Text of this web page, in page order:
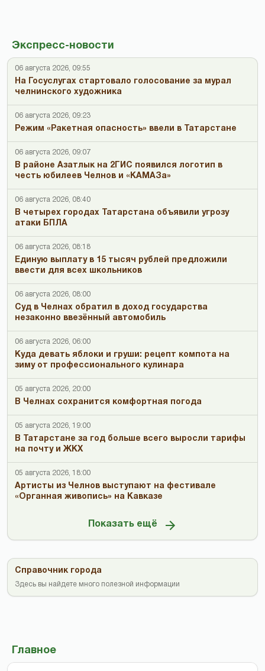
Экспресс-новости
06 августа 2026, 09:55
На Госуслугах стартовало голосование за мурал
челнинского художника
06 августа 2026, 09:23
Режим «Ракетная опасность» ввели в Татарстане
06 августа 2026, 09:07
В районе Азатлык на 2ГИС появился логотип в
честь юбилеев Челнов и «КАМАЗа»
06 августа 2026, 08:40
В четырех городах Татарстана объявили угрозу
атаки БПЛА
06 августа 2026, 08:18
Единую выплату в 15 тысяч рублей предложили
ввести для всех школьников
06 августа 2026, 08:00
Суд в Челнах обратил в доход государства
незаконно ввезённый автомобиль
06 августа 2026, 06:00
Куда девать яблоки и груши: рецепт компота на
зиму от профессионального кулинара
05 августа 2026, 20:00
В Челнах сохранится комфортная погода
05 августа 2026, 19:00
В Татарстане за год больше всего выросли тарифы
на почту и ЖКХ
05 августа 2026, 18:00
Артисты из Челнов выступают на фестивале
«Органная живопись» на Кавказе
Показать ещё
Справочник города
Здесь вы найдете много полезной информации
Главное